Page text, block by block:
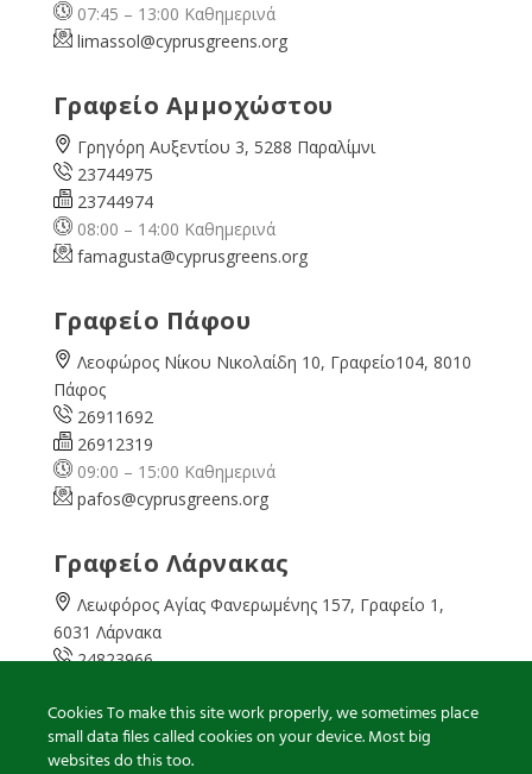
07:45 – 13:00 Καθημερινά
limassol@cyprusgreens.org
Γραφείο Αμμοχώστου
Γρηγόρη Αυξεντίου 3, 5288 Παραλίμνι
23744975
23744974
08:00 – 14:00 Καθημερινά
famagusta@cyprusgreens.org
Γραφείο Πάφου
Λεοφώρος Νίκου Νικολαίδη 10, Γραφείο104, 8010
Πάφος
26911692
26912319
09:00 – 15:00 Καθημερινά
pafos@cyprusgreens.org
Γραφείο Λάρνακας
Λεωφόρος Αγίας Φανερωμένης 157, Γραφείο 1,
6031 Λάρνακα
24823966
08:00 – 16:00 Καθημερινά
larnaka@cyprusgreens.org
Cookies To make this site work properly, we sometimes place
small data files called cookies on your device. Most big
websites do this too.